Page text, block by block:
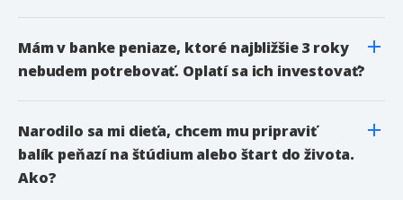
Mám v banke peniaze, ktoré najbližšie 3 roky
nebudem potrebovať. Oplatí sa ich investovať?
Narodilo sa mi dieťa, chcem mu pripraviť
balík peňazí na štúdium alebo štart do života.
Ako?